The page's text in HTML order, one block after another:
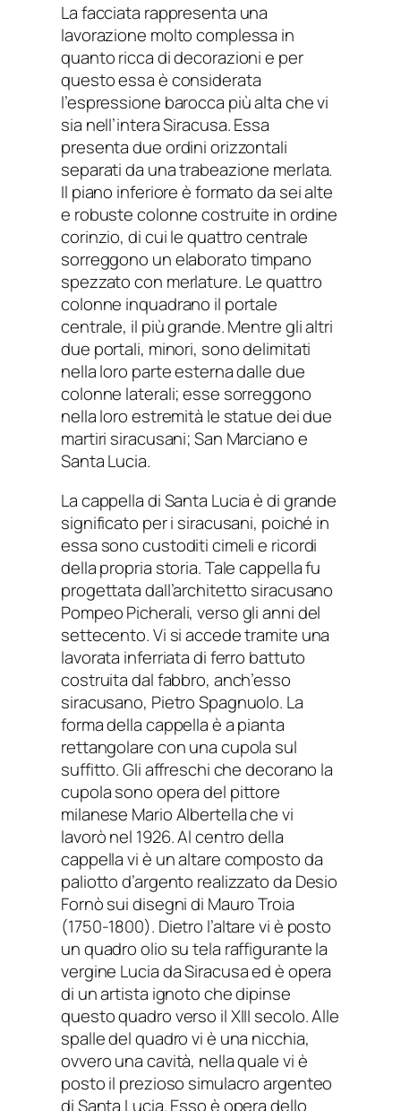
La facciata rappresenta una
lavorazione molto complessa in
quanto ricca di decorazioni e per
questo essa è considerata
l’espressione barocca più alta che vi
sia nell’intera Siracusa. Essa
presenta due ordini orizzontali
separati da una trabeazione merlata.
Il piano inferiore è formato da sei alte
e robuste colonne costruite in ordine
corinzio, di cui le quattro centrale
sorreggono un elaborato timpano
spezzato con merlature. Le quattro
colonne inquadrano il portale
centrale, il più grande. Mentre gli altri
due portali, minori, sono delimitati
nella loro parte esterna dalle due
colonne laterali; esse sorreggono
nella loro estremità le statue dei due
martiri siracusani; San Marciano e
Santa Lucia.
La cappella di Santa Lucia è di grande
significato per i siracusani, poiché in
essa sono custoditi cimeli e ricordi
della propria storia. Tale cappella fu
progettata dall’architetto siracusano
Pompeo Picherali, verso gli anni del
settecento. Vi si accede tramite una
lavorata inferriata di ferro battuto
costruita dal fabbro, anch’esso
siracusano, Pietro Spagnuolo. La
forma della cappella è a pianta
rettangolare con una cupola sul
suffitto. Gli affreschi che decorano la
cupola sono opera del pittore
milanese Mario Albertella che vi
lavorò nel 1926. Al centro della
cappella vi è un altare composto da
paliotto d’argento realizzato da Desio
Fornò sui disegni di Mauro Troia
(1750-1800). Dietro l’altare vi è posto
un quadro olio su tela raffigurante la
vergine Lucia da Siracusa ed è opera
di un artista ignoto che dipinse
questo quadro verso il XIII secolo. Alle
spalle del quadro vi è una nicchia,
ovvero una cavità, nella quale vi è
posto il prezioso simulacro argenteo
di Santa Lucia. Esso è opera dello